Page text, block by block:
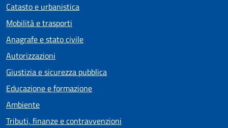
Catasto e urbanistica
Mobilità e trasporti
Anagrafe e stato civile
Autorizzazioni
Giustizia e sicurezza pubblica
Educazione e formazione
Ambiente
Tributi, finanze e contravvenzioni